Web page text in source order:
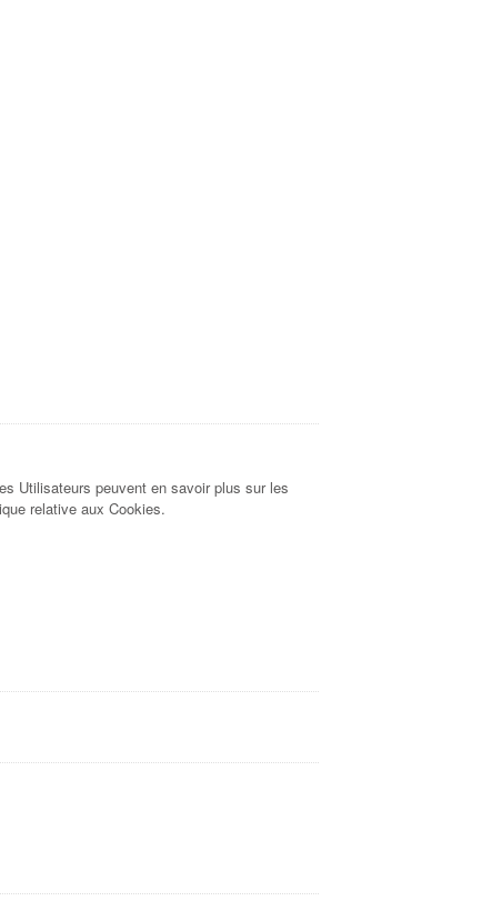
Utilisateurs peuvent en savoir plus sur les
relative aux Cookies.